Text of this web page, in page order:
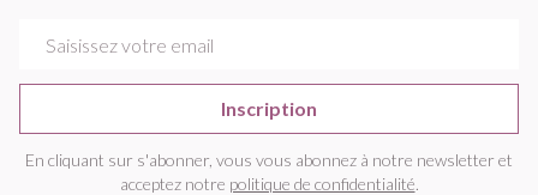
Inscription
En cliquant sur s'abonner, vous vous abonnez à notre newsletter et
acceptez notre politique de confidentialité.